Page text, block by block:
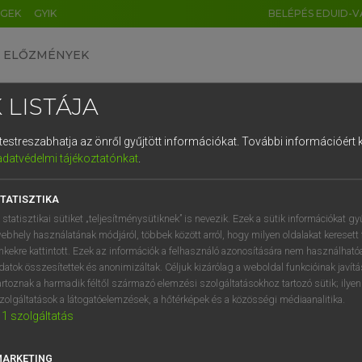
GYIK BELÉPÉS EDUID-
ELŐZMÉNYEK
egyetemes nagyszótár
VAN ELŐFIZETÉSED?
megtekintéséhez.
LISTÁJA
az önről gyűjtött információkat. További információért
tájékoztatónkat.
statisztikai sütiket „teljesítménysütiknek” is nevezik. Ezek a sütik információkat
használatának módjáról, többek között arról, hogy milyen oldalakat keresett
kattintott. Ezek az információk a felhasználó azonosítására nem
összesítettek és anonimizáltak. Céljuk kizárólag a weboldal funkcióinak
a harmadik féltől származó elemzési szolgáltatásokhoz tartozó sütik;
a látogatóelemzések, a hőtérképek és a közösségi médiaanalitika.
1 szolgáltatás
DE CN FR ES IT NL
1 2 3 4 5 6 7 8 9
q w e r t z u i
a s d f g h j k l é
í y x c v b n m , .